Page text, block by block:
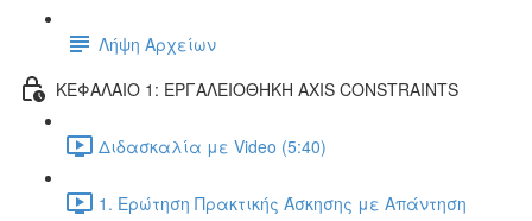
Λήψη Αρχείων
ΚΕΦΑΛΑΙΟ 1: ΕΡΓΑΛΕΙΟΘΗΚΗ AXIS CONSTRAINTS
Διδασκαλία με Video (5:40)
1. Ερώτηση Πρακτικής Άσκησης με Απάντηση